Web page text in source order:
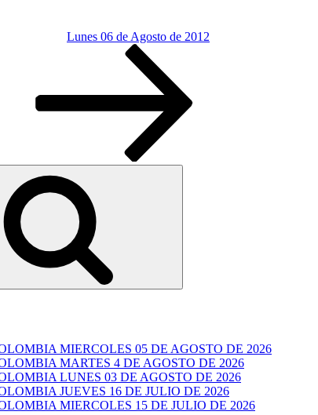
Lunes 06 de Agosto de 2012
MIERCOLES 05 DE AGOSTO DE 2026
MARTES 4 DE AGOSTO DE 2026
LUNES 03 DE AGOSTO DE 2026
JUEVES 16 DE JULIO DE 2026
MIERCOLES 15 DE JULIO DE 2026